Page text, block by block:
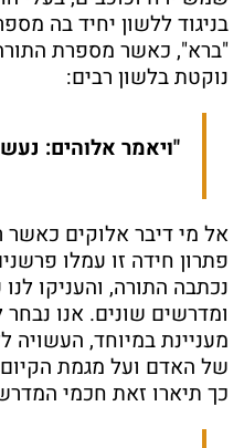
בניגוד ללשון יחיד בה
"ברא", כאשר מספרת
נוקטת בלשון רבים:
"ויאמר אלוהים:
אל מי דיבר אלוקים
פתרון חידה זו עמלו
נכתבה התורה, והעניקו
ומדרשים שונים. אנו
מעניינת במיוחד, העשויה
של האדם ועל מגמת
כך תיארו זאת חכמי